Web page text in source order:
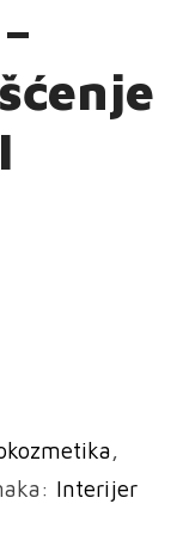
,
Interijer